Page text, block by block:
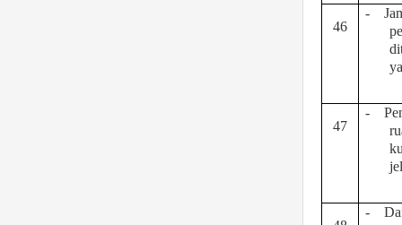
46
-
47
-
-